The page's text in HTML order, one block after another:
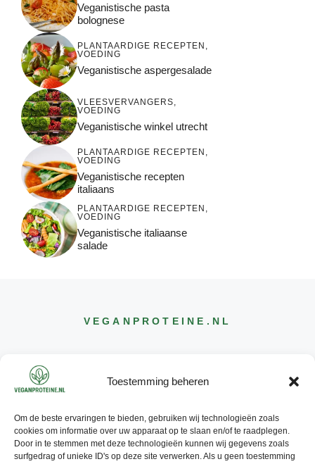
Toestemming beheren
Om de beste ervaringen te bieden, gebruiken wij technologieën zoals
cookies om informatie over uw apparaat op te slaan en/of te raadplegen.
Door in te stemmen met deze technologieën kunnen wij gegevens zoals
surfgedrag of unieke ID's op deze site verwerken. Als u geen toestemming
Veganistische pasta
bolognese
PLANTAARDIGE RECEPTEN
VOEDING
Veganistische aspergesalade
VLEESVERVANGERS
VOEDING
Veganistische winkel utrecht
PLANTAARDIGE RECEPTEN
VOEDING
Veganistische recepten
italiaans
PLANTAARDIGE RECEPTEN
VOEDING
Veganistische italiaanse
salade
VEGANPROTEINE .NL
CONTACT
INFO@ VEGANPROTEINE.NL